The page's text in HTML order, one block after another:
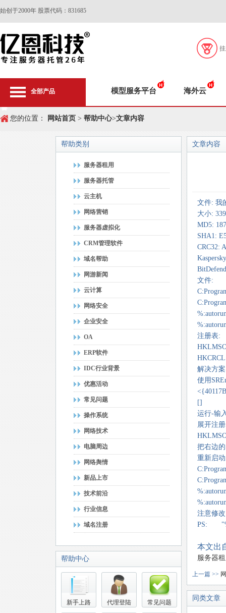
始创于2000年 股票代码：831685
全部产品 模型服务平台 海外云
您的位置： 网站首页 > 帮助中心>文章内容
帮助类别
服务器租用
服务器托管
云主机
网络营销
服务器虚拟化
CRM管理软件
域名帮助
网游新闻
云计算
网络安全
企业安全
OA
ERP软件
IDC行业背景
优惠活动
常见问题
操作系统
网络技术
电脑周边
网络舆情
新品上市
技术前沿
行业信息
域名注册
帮助中心
新手上路 代理登陆 常见问题
文章内容
文件: 我
大小:
MD5:
SHA1:
CRC32:
文件:
注册表:
解决方
使用
[]
运行-输
展开注
把右边
重新启
注意修
PS:
本文出
服务器
上一篇 >>
同类文章